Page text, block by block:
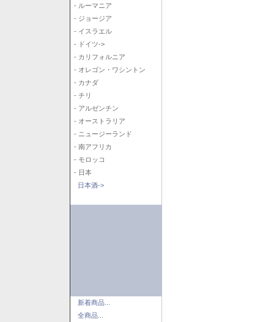
- ルーマニア
- ジョージア
- イスラエル
- ドイツ->
- カリフォルニア
- オレゴン・ワシントン
- カナダ
- チリ
- アルゼンチン
- オーストラリア
- ニュージーランド
- 南アフリカ
- モロッコ
- 日本
日本酒->
新着商品...
全商品...